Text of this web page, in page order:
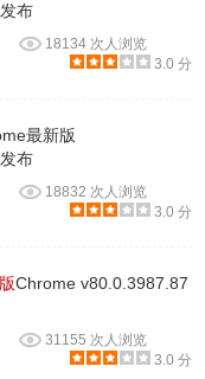
布
18134 次人浏览
3.0 分
最新版
布
18832 次人浏览
3.0 分
Chrome v80.0.3987.87
31155 次人浏览
3.0 分